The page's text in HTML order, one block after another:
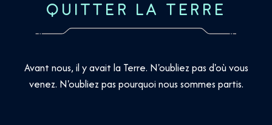
QUITTER LA TERRE
Avant nous, il y avait la Terre. N'oubliez pas d'où vous
venez. N'oubliez pas pourquoi nous sommes partis.